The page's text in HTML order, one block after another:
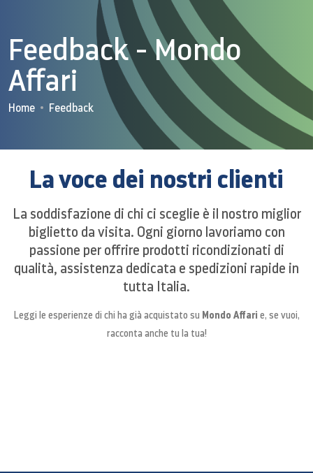
Feedback - Mondo
Affari
Home Feedback
La voce dei nostri clienti
La soddisfazione di chi ci sceglie è il nostro miglior
biglietto da visita. Ogni giorno lavoriamo con
passione per offrire prodotti ricondizionati di
qualità, assistenza dedicata e spedizioni rapide in
tutta Italia.
Leggi le esperienze di chi ha già acquistato su Mondo Affari e, se vuoi,
racconta anche tu la tua!